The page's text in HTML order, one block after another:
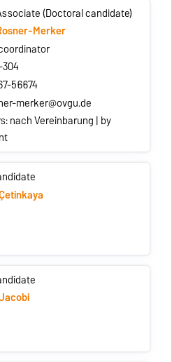
(Doctoral candidate)
Merker
56674
merker@ovgu.de
nach Vereinbarung | by